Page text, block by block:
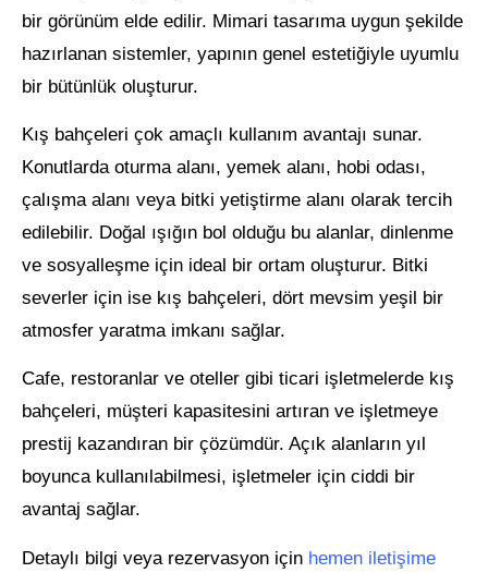
bir görünüm elde edilir. Mimari tasarıma uygun şekilde
hazırlanan sistemler, yapının genel estetiğiyle uyumlu
bir bütünlük oluşturur.
Kış bahçeleri çok amaçlı kullanım avantajı sunar.
Konutlarda oturma alanı, yemek alanı, hobi odası,
çalışma alanı veya bitki yetiştirme alanı olarak tercih
edilebilir. Doğal ışığın bol olduğu bu alanlar, dinlenme
ve sosyalleşme için ideal bir ortam oluşturur. Bitki
severler için ise kış bahçeleri, dört mevsim yeşil bir
atmosfer yaratma imkanı sağlar.
Cafe, restoranlar ve oteller gibi ticari işletmelerde kış
bahçeleri, müşteri kapasitesini artıran ve işletmeye
prestij kazandıran bir çözümdür. Açık alanların yıl
boyunca kullanılabilmesi, işletmeler için ciddi bir
avantaj sağlar.
Detaylı bilgi veya rezervasyon için hemen iletişime